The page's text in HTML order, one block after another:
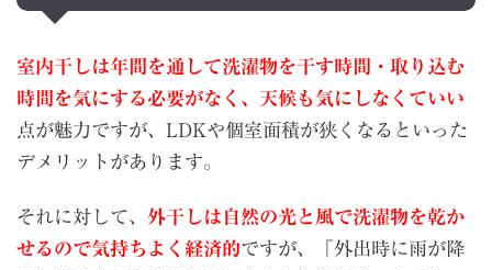
室内干しは年間を通して洗濯物を干す時間・取り込む
時間を気にする必要がなく、天候も気にしなくていい
点が魅力ですが、LDKや個室面積が狭くなるといった
デメリットがあります。
それに対して、 外干しは自然の光と風で洗濯物を乾か
せるので気持ちよく経済的ですが、「外出時に雨が降